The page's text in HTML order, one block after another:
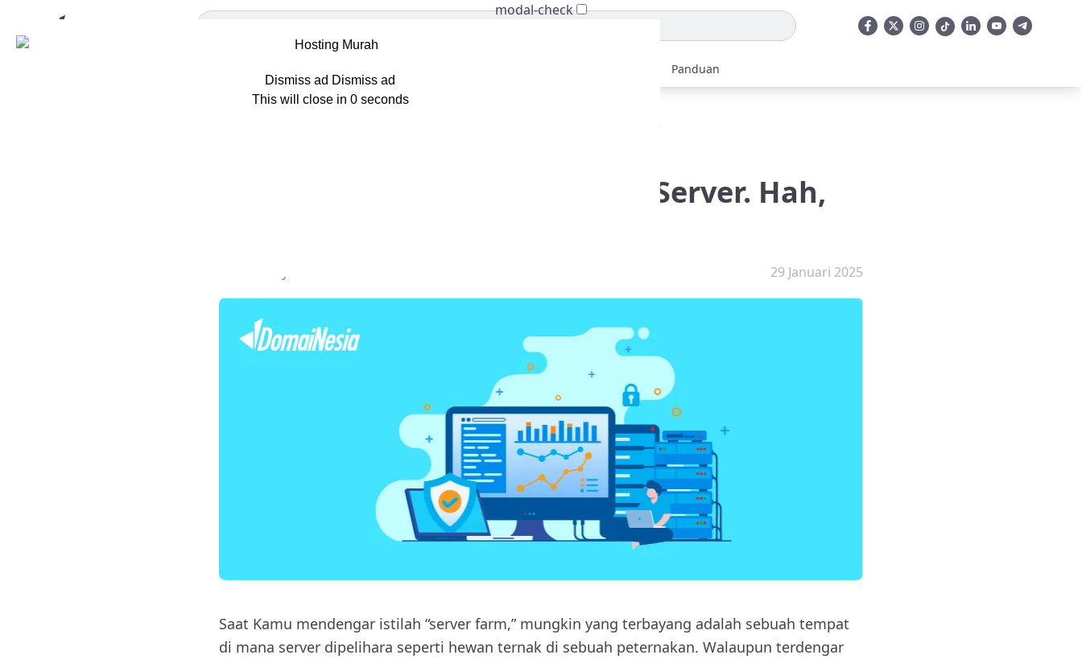
Panduan
Server Farm Alias Peternakan Server. Hah,
29 Januari 2025
Saat Kamu mendengar istilah “server farm,” mungkin yang terbayang adalah sebuah tempat
di mana server dipelihara seperti hewan ternak di sebuah peternakan. Walaupun terdengar
modal-check
Dismiss ad Dismiss ad
This will close in 0seconds